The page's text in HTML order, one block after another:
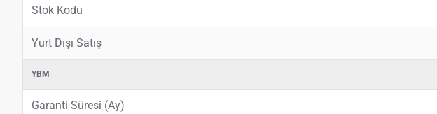
Stok Kodu
Yurt Dışı Satış
YBM
Garanti Süresi (Ay)